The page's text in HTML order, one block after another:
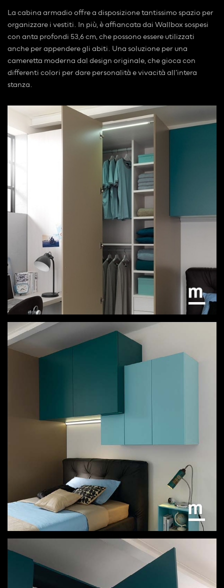
La cabina armadio offre a disposizione tantissimo spazio per
organizzare i vestiti. In più, è affiancata dai Wallbox sospesi
con anta profondi 53,6 cm, che possono essere utilizzati
anche per appendere gli abiti. Una soluzione per una
cameretta moderna dal design originale, che gioca con
differenti colori per dare personalità e vivacità all’intera
stanza.